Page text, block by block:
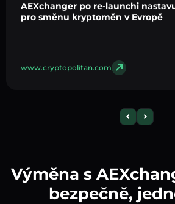
AEXchanger po re-launchi
pro směnu kryptoměn v Evropě
www.cryptopolitan.com
Výměna s
bezpečně,